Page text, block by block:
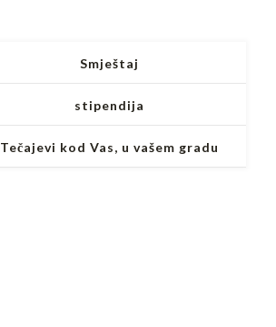
Smještaj
stipendija
Tečajevi kod Vas, u vašem gradu